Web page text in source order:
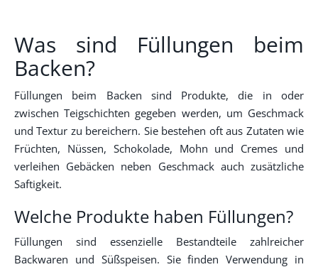
Was sind Füllungen beim
Backen?
Füllungen beim Backen sind Produkte, die in oder
zwischen Teigschichten gegeben werden, um Geschmack
und Textur zu bereichern. Sie bestehen oft aus Zutaten wie
Früchten, Nüssen, Schokolade, Mohn und Cremes und
verleihen Gebäcken neben Geschmack auch zusätzliche
Saftigkeit.
Welche Produkte haben Füllungen?
Füllungen sind essenzielle Bestandteile zahlreicher
Backwaren und Süßspeisen. Sie finden Verwendung in